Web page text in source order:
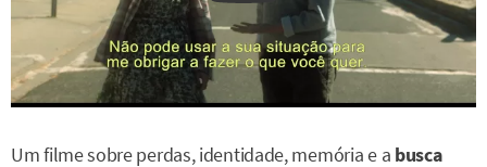
Um filme sobre perdas, identidade, memória e a busca